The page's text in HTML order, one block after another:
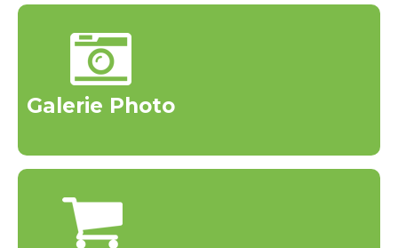
Galerie Photo